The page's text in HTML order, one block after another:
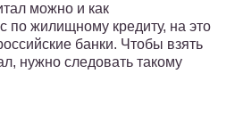
можно и как
по жилищному кредиту, на это
банки. Чтобы взять
нужно следовать такому